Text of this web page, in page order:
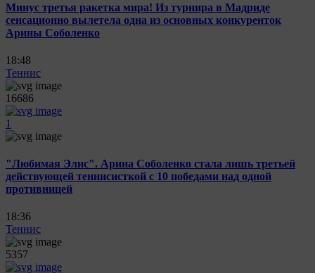
Минус третья ракетка мира! Из турнира в Мадриде
сенсационно вылетела одна из основных конкуренток
Арины Соболенко
18:48
Теннис
16686
1
"Любимая Элис". Арина Соболенко стала лишь третьей
действующей теннисисткой с 10 победами над одной
противницей
18:36
Теннис
5357